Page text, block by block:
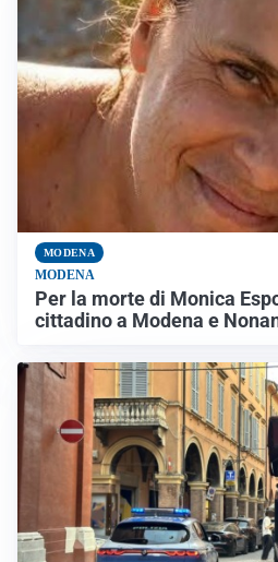
MODENA
MODENA
Per la morte di Monica
cittadino a Modena e